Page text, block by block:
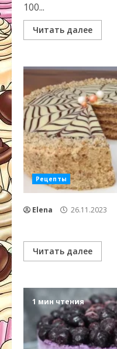
100...
Читать далее
Рецепты
Elena 26.11.2023
Читать далее
1 мин чтения